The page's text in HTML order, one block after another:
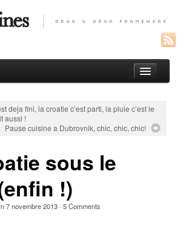
deja fini, la croatie c’est parti, la pluie c’est le
aussi !
Pause cuisine a Dubrovnik, chic, chic, chic!
sous le
!)
7 novembre 2013· 5Comments